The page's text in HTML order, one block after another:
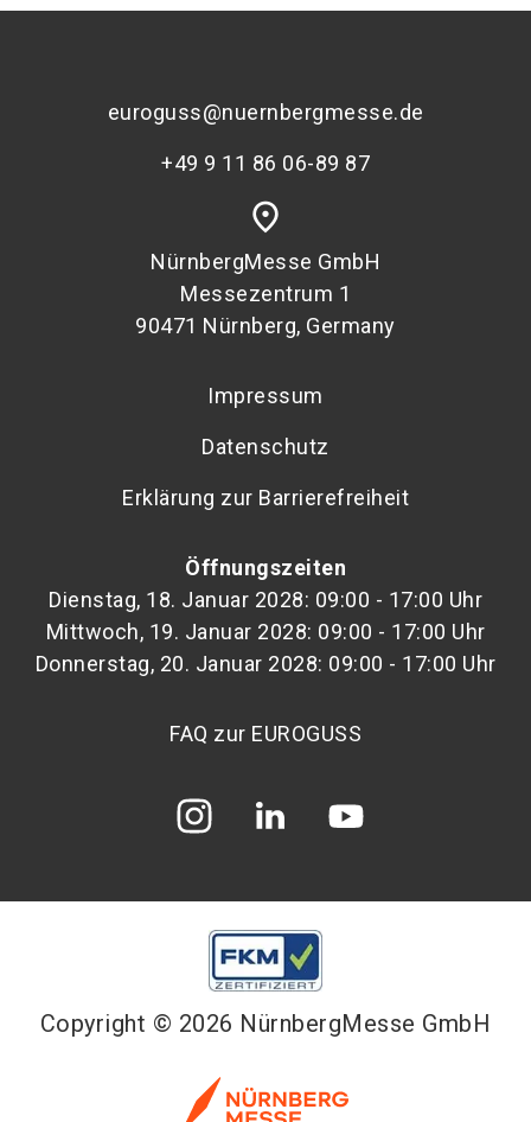
euroguss@nuernbergmesse.de
+49 9 11 86 06-89 87
place
NürnbergMesse GmbH
Messezentrum 1
90471 Nürnberg, Germany
Impressum
Datenschutz
Erklärung zur Barrierefreiheit
Öffnungszeiten
Dienstag, 18. Januar 2028: 09:00 - 17:00 Uhr
Mittwoch, 19. Januar 2028: 09:00 - 17:00 Uhr
Donnerstag, 20. Januar 2028: 09:00 - 17:00 Uhr
FAQ zur EUROGUSS
Copyright © 2026 NürnbergMesse GmbH